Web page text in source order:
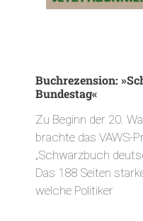
Buchrezension:
Bundestag«
Zu Beginn der 20.
brachte das VAWS-
„Schwarzbuch
Das 188 Seiten
welche Politiker